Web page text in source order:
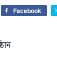
Facebook